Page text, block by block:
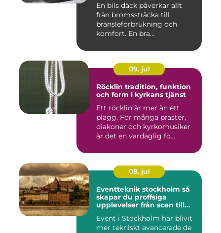
En bils däck påverkar allt
från bromssträcka till
bränsleförbrukning och
komfort. En bra
09. jul
Röcklin tradition, funktion
och form i kyrkans tjänst
Ett röcklin är mer än ett
plagg. För många präster,
diakoner och kyrkomusiker
är det en vardaglig fö...
08. jul
Eventteknik stockholm så
skapar du proffsiga
upplevelser från scen till
Event i Stockholm har blivit
mer tekniskt avancerade de